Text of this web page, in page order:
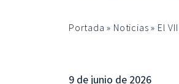
Portada » Noticias » El
9 de junio de 2026